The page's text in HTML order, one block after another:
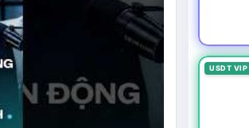
USDT